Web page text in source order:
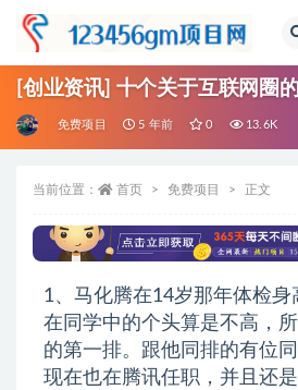
[创业资讯] 十个关于互联网圈
免费项目 5 年前 0 13.6K
当前位置： 首页 免费项目 正文
1、马化腾在14岁那年体检身
在同学中的个头算是不高，
的第一排。跟他同排的有位
现在也在腾讯任职，并且还是